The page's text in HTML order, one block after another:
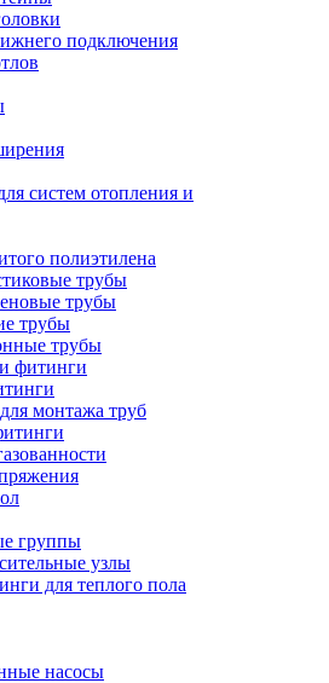
подключения
систем отопления и
полиэтилена
трубы
трубы
трубы
трубы
фитинги
монтажа труб
группы
узлы
для теплого пола
насосы